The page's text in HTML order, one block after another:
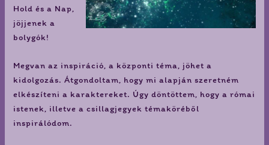
Hold és a Nap,
jöjjenek a
bolygók!
Megvan az inspiráció, a központi téma, jöhet a
kidolgozás. Átgondoltam, hogy mi alapján szeretném
elkészíteni a karaktereket. Úgy döntöttem, hogy a római
istenek, illetve a csillagjegyek témaköréből
inspirálódom.